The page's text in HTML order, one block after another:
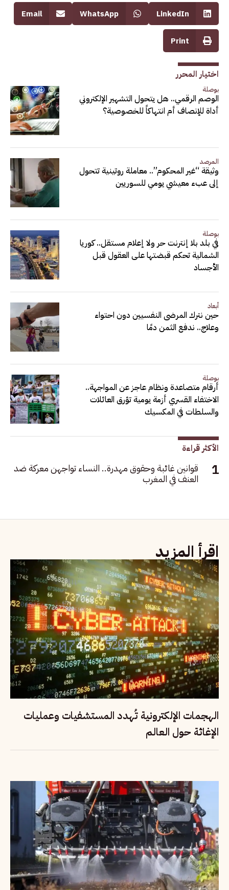
LinkedIn
WhatsApp
Email
Print
اختيار المحرر
بوصلة
الوصم الرقمي.. هل يتحول التشهير الإلكتروني
أداة للإنصاف أم انتهاكاً للخصوصية؟
المرصد
وثيقة “غير المحكوم”.. معاملة روتينية تتحول
إلى عبء معيشي يومي للسوريين
بوصلة
في بلد بلا إنترنت حر ولا إعلام مستقل.. كوريا
الشمالية تحكم قبضتها على العقول قبل
الأجساد
أبعاد
حين نترك المرضى النفسيين دون احتواء
وعلاج.. ندفع الثمن دمًا
بوصلة
أرقام متصاعدة ونظام عاجز عن المواجهة..
الاختفاء القسري أزمة يومية تؤرق العائلات
والسلطات في المكسيك
الأكثر قراءة
قوانين غائبة وحقوق مهدرة.. النساء تواجهن معركة ضد
العنف في المغرب
اقرأ المزيد
الهجمات الإلكترونية تُهدد المستشفيات وعمليات
الإغاثة حول العالم